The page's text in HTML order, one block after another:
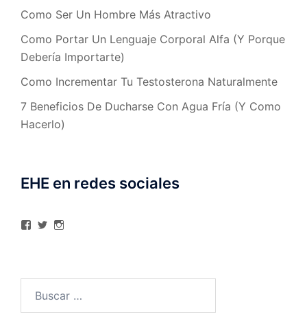
Como Ser Un Hombre Más Atractivo
Como Portar Un Lenguaje Corporal Alfa (Y Porque
Debería Importarte)
Como Incrementar Tu Testosterona Naturalmente
7 Beneficios De Ducharse Con Agua Fría (Y Como
Hacerlo)
EHE en redes sociales
Ver
Facebook
Ver
TwitterInstagram